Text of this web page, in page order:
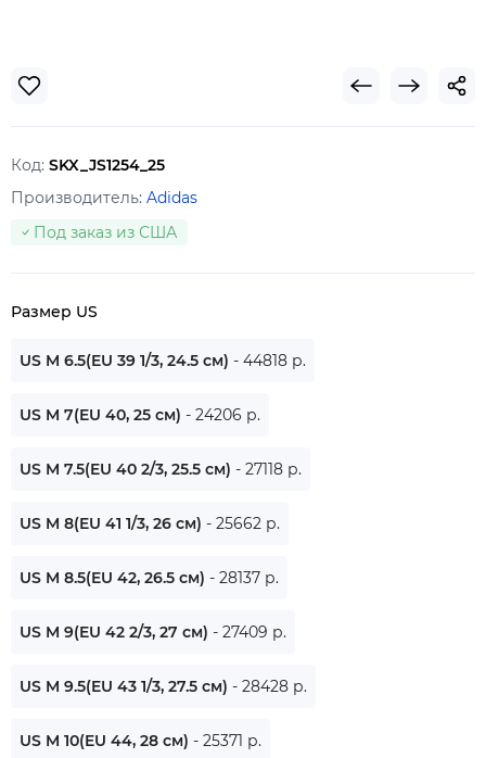
Код: SKX_JS1254_25
Производитель: Adidas
Под заказ из США
Размер US
US M 6.5(EU 39 1/3, 24.5 см) - 44818 р.
US M 7(EU 40, 25 см) - 24206 р.
US M 7.5(EU 40 2/3, 25.5 см) - 27118 р.
US M 8(EU 41 1/3, 26 см) - 25662 р.
US M 8.5(EU 42, 26.5 см) - 28137 р.
US M 9(EU 42 2/3, 27 см) - 27409 р.
US M 9.5(EU 43 1/3, 27.5 см) - 28428 р.
US M 10(EU 44, 28 см) - 25371 р.